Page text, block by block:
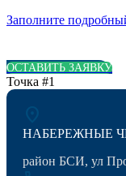
Заполните
ОСТАВИТЬ ЗАЯВКУ
Точка #1
НАБЕРЕЖНЫЕ
район БСИ, ул